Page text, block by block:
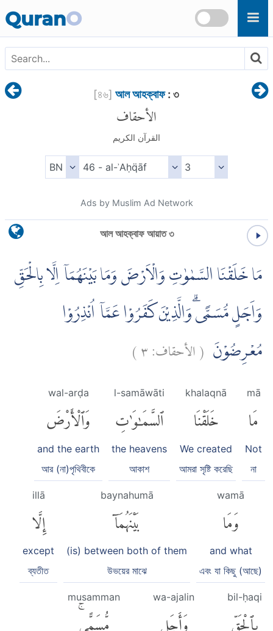
QuranO
[৪৬] আল আহক্বাফ: ৩
الأحقاف
القرآن الكريم
Ads by Muslim Ad Network
আল আহক্বাফ আয়াত ৩
مَا خَلَقْنَا السَّمٰوٰتِ وَالْاَرْضَ وَمَا بَيْنَهُمَآ اِلَّا بِالْحَقِّ
وَاَجَلٍ مُّسَمًّىۗ وَالَّذِيْنَ كَفَرُوْا عَمَّآ اُنْذِرُوْا
مُعْرِضُوْنَ (الأحقاف:٣)
mā
مَا
Not
না
khalaqnā
خَلَقْنَا
We created
আমরা সৃষ্টি করেছি
l-samāwāti
ٱلسَّمَٰوَٰتِ
the heavens
আকাশ
wal-arḍa
وَٱلْأَرْضَ
and the earth
আর (না)পৃথিবীকে
wamā
وَمَا
and what
এবং যা কিছু (আছে)
baynahumā
بَيْنَهُمَآ
(is) between both of them
উভয়ের মাঝে
illā
إِلَّا
except
ব্যতীত
bil-ḥaqi
بِٱلْحَقِّ
wa-ajalin
وَأَجَلٍ
musamman
مُّسَمًّىۚ